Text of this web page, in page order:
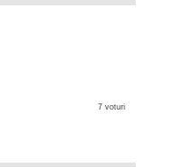
7 voturi